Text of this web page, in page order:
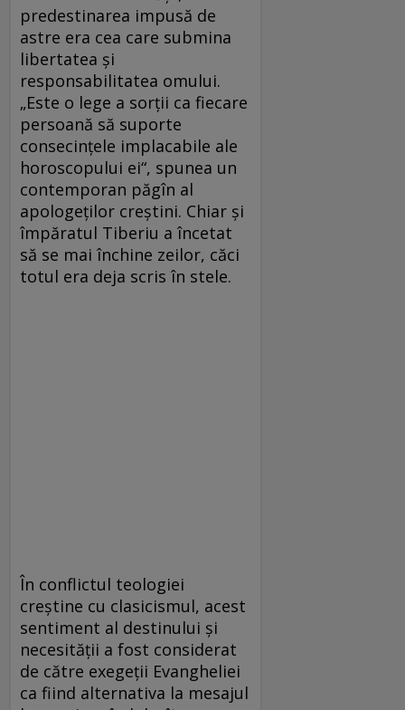
predestinarea impusă de
astre era cea care submina
libertatea şi
responsabilitatea omului.
„Este o lege a sorţii ca fiecare
persoană să suporte
consecinţele implacabile ale
horoscopului ei“, spunea un
contemporan păgîn al
apologeţilor creştini. Chiar şi
împăratul Tiberiu a încetat
să se mai închine zeilor, căci
totul era deja scris în stele.
În conflictul teologiei
creştine cu clasicismul, acest
sentiment al destinului şi
necesităţii a fost considerat
de către exegeţii Evangheliei
ca fiind alternativa la mesajul